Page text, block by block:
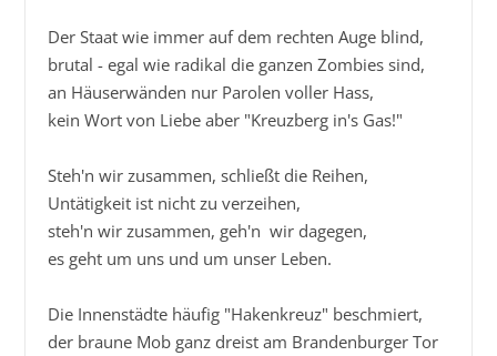
Der Staat wie immer auf dem rechten Auge blind,
brutal - egal wie radikal die ganzen Zombies sind,
an Häuserwänden nur Parolen voller Hass,
kein Wort von Liebe aber "Kreuzberg in's Gas!"
Steh'n wir zusammen, schließt die Reihen,
Untätigkeit ist nicht zu verzeihen,
steh'n wir zusammen, geh'n  wir dagegen,
es geht um uns und um unser Leben.
Die Innenstädte häufig "Hakenkreuz" beschmiert,
der braune Mob ganz dreist am Brandenburger Tor